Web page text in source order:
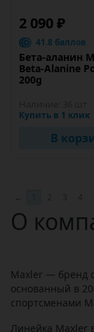
2 090 ₽
41.8 баллов
Бета-аланин
Beta-Alanine
200g
Купить в 1 клик
В
О
Maxler — бренд
основанный в
спортсменами
Линейка Maxler